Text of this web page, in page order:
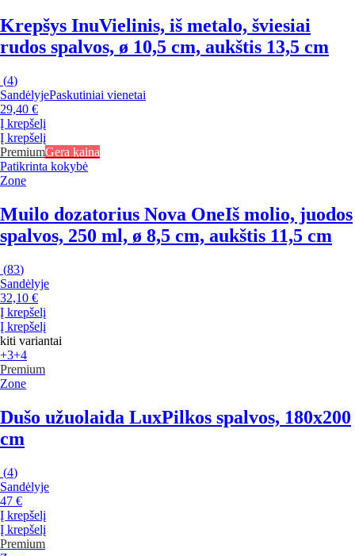
Krepšys InuVielinis, iš metalo, šviesiai
rudos spalvos, ø 10,5 cm, aukštis 13,5 cm
(4)
SandėlyjePaskutiniai vienetai
29,40 €
Į krepšelį
Į krepšelį
PremiumGera kaina
Patikrinta kokybė
Zone
Muilo dozatorius Nova OneIš molio, juodos
spalvos, 250 ml, ø 8,5 cm, aukštis 11,5 cm
(83)
Sandėlyje
32,10 €
Į krepšelį
Į krepšelį
kiti variantai
+3+4
Premium
Zone
Dušo užuolaida LuxPilkos spalvos, 180x200
cm
(4)
Sandėlyje
47 €
Į krepšelį
Į krepšelį
Premium